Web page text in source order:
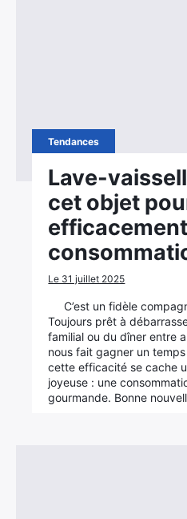
Tendances
Lave-
cet objet
Le 31 juillet 2025
C’est un fidèle
Toujours prêt à
familial ou du dîner entre
nous fait gagner un
cette efficacité se cache
joyeuse : une
gourmande. Bonne